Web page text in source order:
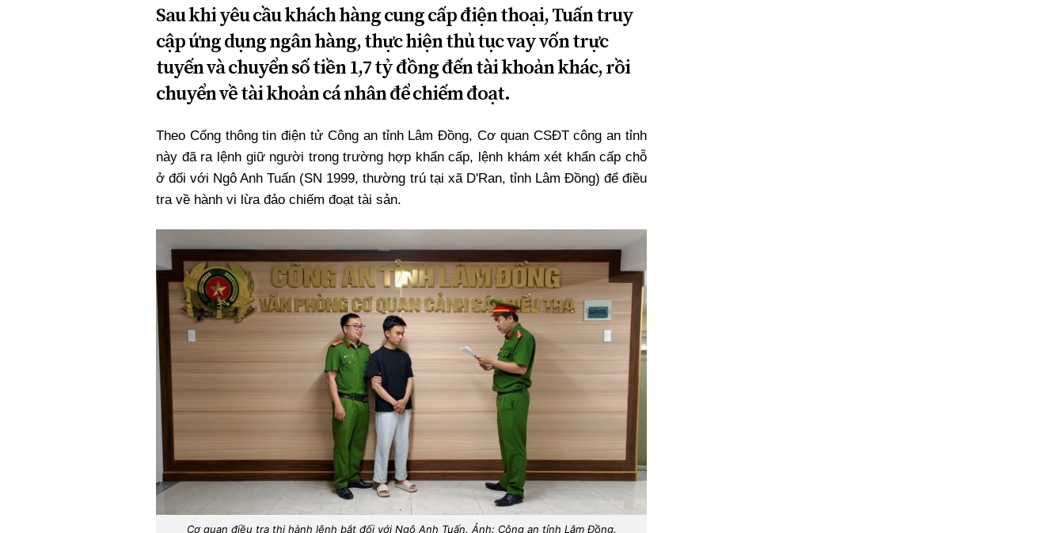
ĐA CHIỀU
Quan điểm
Xi nhan Trái Phải
INFOCUS
Sau khi yêu cầu khách hàng cung cấp điện thoại, Tuấn truy
cập ứng dụng ngân hàng, thực hiện thủ tục vay vốn trực
tuyến và chuyển số tiền 1,7 tỷ đồng đến tài khoản khác, rồi
chuyển về tài khoản cá nhân để chiếm đoạt.
Theo Cổng thông tin điện tử Công an tỉnh Lâm Đồng, Cơ quan CSĐT công an tỉnh
này đã ra lệnh giữ người trong trường hợp khẩn cấp, lệnh khám xét khẩn cấp chỗ
ở đối với Ngô Anh Tuấn (SN 1999, thường trú tại xã D'Ran, tỉnh Lâm Đồng) để điều
tra về hành vi lừa đảo chiếm đoạt tài sản.
Cơ quan điều tra thi hành lệnh bắt đối với Ngô Anh Tuấn. Ảnh: Công an tỉnh Lâm Đồng.